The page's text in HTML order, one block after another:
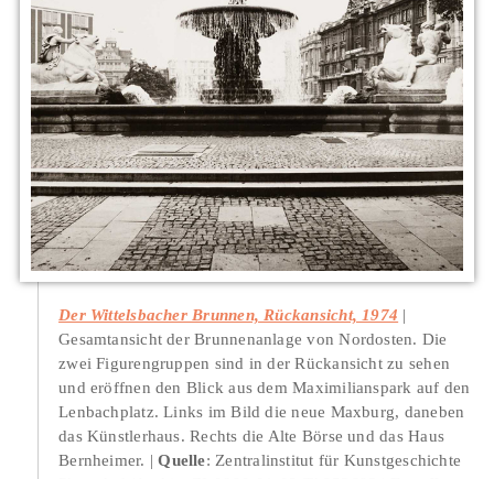
Der Wittelsbacher Brunnen, Rückansicht, 1974
Gesamtansicht der Brunnenanlage von Nordosten. Die
zwei Figurengruppen sind in der Rückansicht zu sehen
und eröffnen den Blick aus dem Maximilianspark auf den
Lenbachplatz. Links im Bild die neue Maxburg, daneben
das Künstlerhaus. Rechts die Alte Börse und das Haus
Bernheimer.
Quelle: Zentralinstitut für Kunstgeschichte